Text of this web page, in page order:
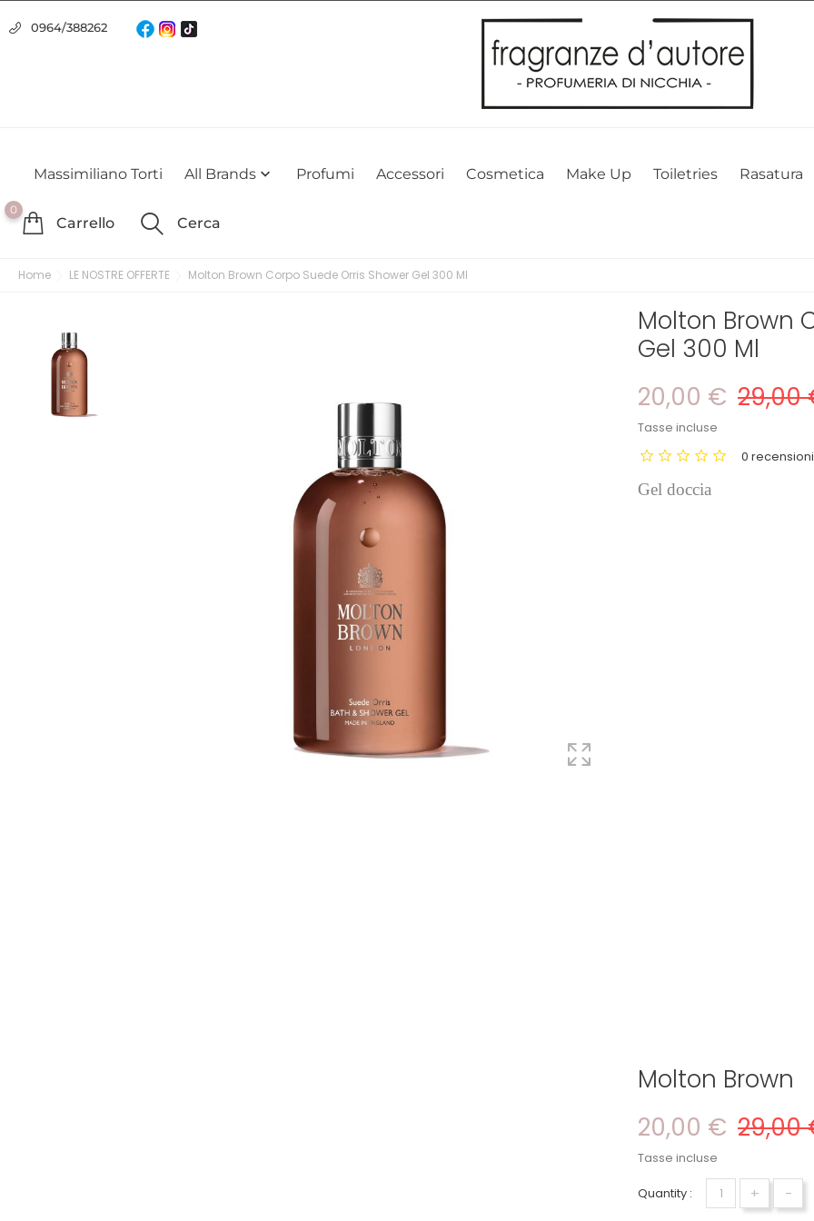
Usiamo i cookie
Utilizziamo i cookie per offrirti la migliore esperienza possibile sul nostro sito web. Cliccando su OK, acconsenti alla nostra politica
0964/388262
Massimiliano Torti All Brands  Profumi Accessori Cosmetica Make Up Toiletries Rasatura
0
Carrello Cerca
Home LE NOSTRE OFFERTE Molton Brown Corpo Suede Orris Shower Gel 300 Ml
Molton Brown
Gel 300 Ml
20,00 € 29,00
Tasse incluse
0
Gel doccia
Molton Brown
20,00 € 29,00
Tasse incluse
Quantity : + -